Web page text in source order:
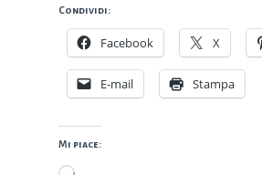
Condividi:
Facebook X
E-mail Stampa
Mi piace:
Caricamento